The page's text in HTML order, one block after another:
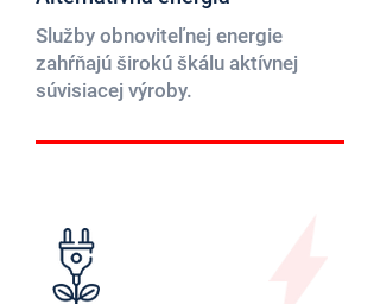
Služby obnoviteľnej energie
zahŕňajú širokú škálu aktívnej
súvisiacej výroby.